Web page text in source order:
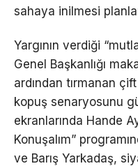
sahaya inilmesi
Yargının verdiği
Genel Başkanlığı
ardından tırmanan
kopuş senaryosunu
ekranlarında Hande
Konuşalım”
ve Barış Yarkadaş,